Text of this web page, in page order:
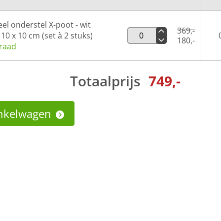
onderstel X-poot - wit
x 10 cm (set à 2 stuks)
369,-
180,-
Totaalprijs 749,-